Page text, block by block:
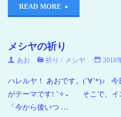
READ MORE
メシヤの祈り
あお 祈り / メシヤ 2018
ハレルヤ！ あおです。(´∀`*)♪
がテーマです! ˚✧₊ そこで、イ
「今から後いつ …